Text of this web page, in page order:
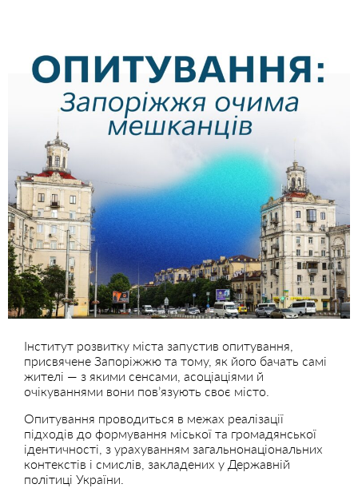
Інститут розвитку міста запустив опитування,
присвячене Запоріжжю та тому, як його бачать самі
жителі — з якими сенсами, асоціаціями й
очікуваннями вони пов’язують своє місто.
Опитування проводиться в межах реалізації
підходів до формування міської та громадянської
ідентичності, з урахуванням загальнонаціональних
контекстів і смислів, закладених у Державній
політиці України.